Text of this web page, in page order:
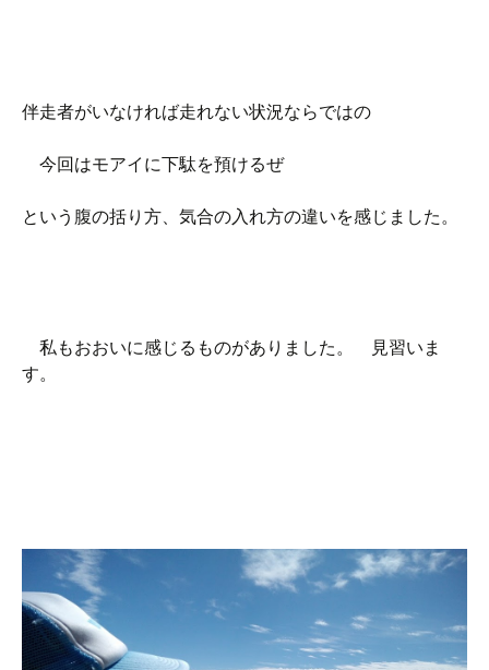
伴走者がいなければ走れない状況ならではの
今回はモアイに下駄を預けるぜ
という腹の括り方、気合の入れ方の違いを感じました。
私もおおいに感じるものがありました。 見習いま
す。